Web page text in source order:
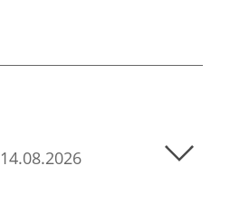
14.08.2026